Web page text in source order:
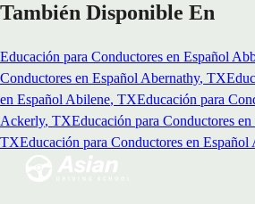
También Disponible En
Educación para Conductores en Español
Conductores en Español Abernathy, TX
en Español Abilene, TXEducación para
Ackerly, TXEducación para Conductores en
TXEducación para Conductores en Español